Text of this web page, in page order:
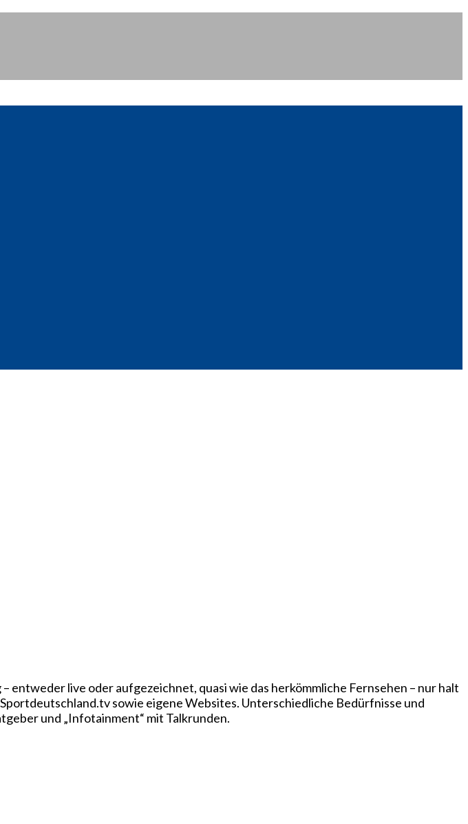
live oder aufgezeichnet, quasi wie das herkömmliche Fernsehen – nur halt
sowie eigene Websites. Unterschiedliche Bedürfnisse und
und „Infotainment“ mit Talkrunden.